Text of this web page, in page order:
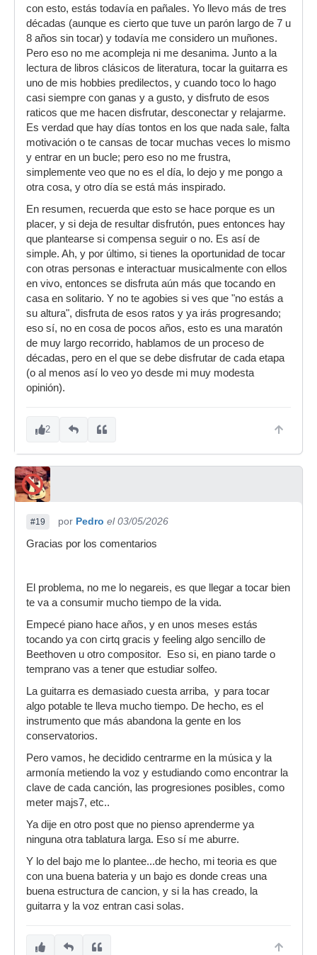
con esto, estás todavía en pañales. Yo llevo más de tres
décadas (aunque es cierto que tuve un parón largo de 7 u
8 años sin tocar) y todavía me considero un muñones.
Pero eso no me acompleja ni me desanima. Junto a la
lectura de libros clásicos de literatura, tocar la guitarra es
uno de mis hobbies predilectos, y cuando toco lo hago
casi siempre con ganas y a gusto, y disfruto de esos
raticos que me hacen disfrutar, desconectar y relajarme.
Es verdad que hay días tontos en los que nada sale, falta
motivación o te cansas de tocar muchas veces lo mismo
y entrar en un bucle; pero eso no me frustra,
simplemente veo que no es el día, lo dejo y me pongo a
otra cosa, y otro día se está más inspirado.
En resumen, recuerda que esto se hace porque es un
placer, y si deja de resultar disfrutón, pues entonces hay
que plantearse si compensa seguir o no. Es así de
simple. Ah, y por último, si tienes la oportunidad de tocar
con otras personas e interactuar musicalmente con ellos
en vivo, entonces se disfruta aún más que tocando en
casa en solitario. Y no te agobies si ves que "no estás a
su altura", disfruta de esos ratos y ya irás progresando;
eso sí, no en cosa de pocos años, esto es una maratón
de muy largo recorrido, hablamos de un proceso de
décadas, pero en el que se debe disfrutar de cada etapa
(o al menos así lo veo yo desde mi muy modesta
opinión).
2
#19 por Pedro el 03/05/2026
Gracias por los comentarios
El problema, no me lo negareis, es que llegar a tocar bien
te va a consumir mucho tiempo de la vida.
Empecé piano hace años, y en unos meses estás
tocando ya con cirtq gracis y feeling algo sencillo de
Beethoven u otro compositor. Eso si, en piano tarde o
temprano vas a tener que estudiar solfeo.
La guitarra es demasiado cuesta arriba, y para tocar
algo potable te lleva mucho tiempo. De hecho, es el
instrumento que más abandona la gente en los
conservatorios.
Pero vamos, he decidido centrarme en la música y la
armonía metiendo la voz y estudiando como encontrar la
clave de cada canción, las progresiones posibles, como
meter majs7, etc..
Ya dije en otro post que no pienso aprenderme ya
ninguna otra tablatura larga. Eso sí me aburre.
Y lo del bajo me lo plantee...de hecho, mi teoria es que
con una buena bateria y un bajo es donde creas una
buena estructura de cancion, y si la has creado, la
guitarra y la voz entran casi solas.